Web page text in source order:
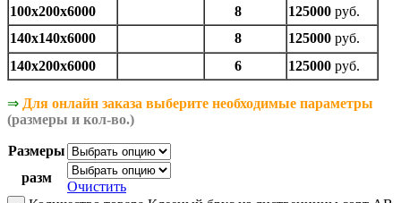
100х200х6000
8 125000 руб.
140х140х6000
8 125000 руб.
140х200х6000
6 125000 руб.
⇒ Для онлайн заказа выберите необходимые параметры
(размеры и кол-во.)
Размеры
разм
Очистить